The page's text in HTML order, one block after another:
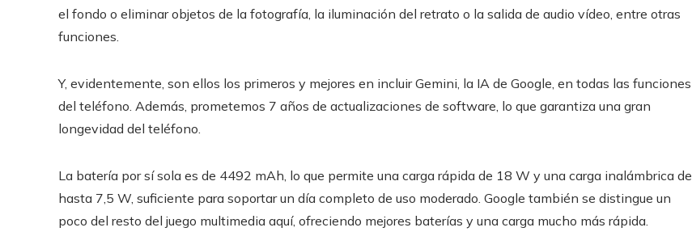
el fondo o eliminar objetos de la fotografía, la iluminación del retrato o la salida de audio vídeo, entre otras
funciones.
Y, evidentemente, son ellos los primeros y mejores en incluir Gemini, la IA de Google, en todas las funciones
del teléfono. Además, prometemos 7 años de actualizaciones de software, lo que garantiza una gran
longevidad del teléfono.
La batería por sí sola es de 4492 mAh, lo que permite una carga rápida de 18 W y una carga inalámbrica de
hasta 7,5 W, suficiente para soportar un día completo de uso moderado. Google también se distingue un
poco del resto del juego multimedia aquí, ofreciendo mejores baterías y una carga mucho más rápida.